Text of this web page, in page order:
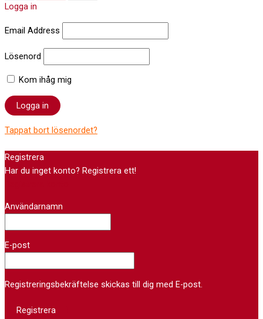
Logga in
Email Address
Lösenord
Kom ihåg mig
Tappat bort lösenordet?
Registrera
Har du inget konto? Registrera ett!
Användarnamn
E-post
Registreringsbekräftelse skickas till dig med E-post.